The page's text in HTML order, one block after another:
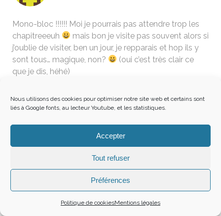
Nous utilisons des cookies pour optimiser notre site web et certains sont
liés à Google fonts, au lecteur Youtube, et les statistiques.
Accepter
Tout refuser
Préférences
Politique de cookiesMentions légales
Mono-bloc !!!!!! Moi je pourrais pas attendre trop les
chapitreeeuh
mais bon je visite pas souvent alors si
j’oublie de visiter, ben un jour, je repparais et hop ils y
sont tous… magique, non?
(oui c’est très clair ce
que je dis, héhé)
su…
Et ouai et je voulais juste dire A BAS LE
me fait dire des bêtises